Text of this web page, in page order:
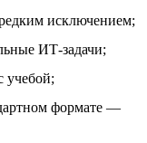
исключением;
ИТ-задачи;
учебой;
формате —